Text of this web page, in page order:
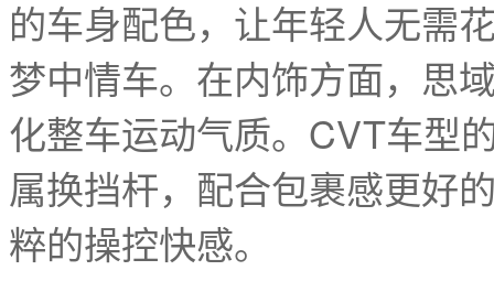
的车身配色，让年轻人无需
梦中情车。在内饰方面，思
化整车运动气质。CVT车型
属换挡杆，配合包裹感更好
粹的操控快感。